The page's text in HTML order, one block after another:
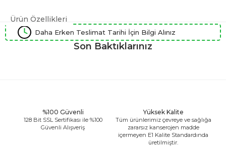
Ürün Özellikleri
Daha Erken Teslimat Tarihi İçin Bilgi Alınız
Son Baktıklarınız
%100 Güvenli
128 Bit SSL Sertifikası ile %100
Güvenli Alışveriş
Yüksek Kalite
Tüm ürünlerimiz çevreye ve sağlığa
zararsız kanserojen madde
içermeyen E1 Kalite Standardında
üretilmiştir.